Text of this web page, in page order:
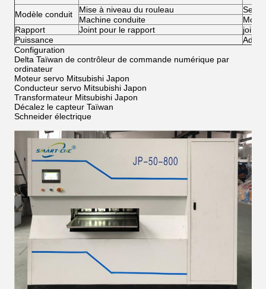
Modèle conduit Mise à niveau du rouleau
Servo
Machine conduite
Rapport
Joint pour le rapport
joint
Puissance
Configuration
Delta Taïwan de contrôleur de commande numérique par
ordinateur
Moteur servo Mitsubishi Japon
Conducteur servo Mitsubishi Japon
Transformateur Mitsubishi Japon
Décalez le capteur Taïwan
Schneider électrique